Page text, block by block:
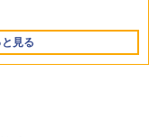
見る